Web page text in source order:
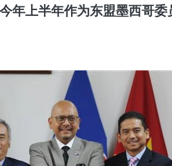
年上半年作为东盟墨西哥